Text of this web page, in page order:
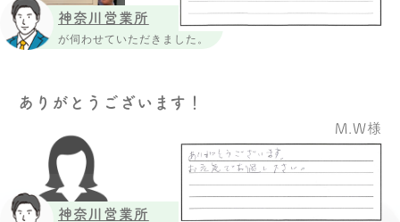
神奈川営業所
が伺わせていただきました。
神奈川営業所
ありがとうございます！
M.W様